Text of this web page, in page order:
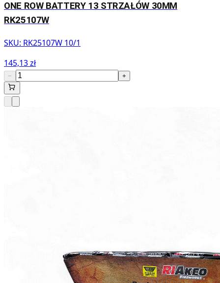
ONE ROW BATTERY 13 STRZAŁÓW 30MM
RK25107W
SKU: RK25107W 10/1
145,13 zł
− +